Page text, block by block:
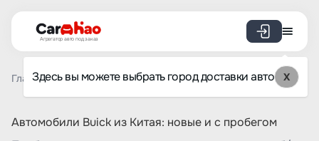
Агрегатор авто под заказ
Здесь вы можете выбрать город доставки авто X
Главная Список брендов Buick
Автомобили Buick из Китая: новые и с пробегом